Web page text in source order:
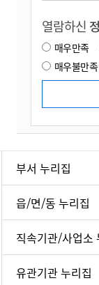
열람하신
매우만족
매우불만족
부서 누리집
읍/면/동 누리집
직속기관/사업소
유관기관 누리집